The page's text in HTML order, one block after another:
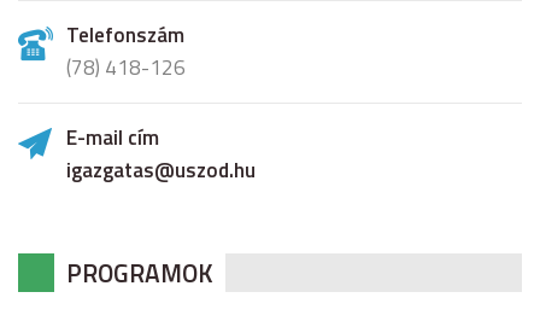
Telefonszám
(78) 418-126
E-mail cím
igazgatas@uszod.hu
PROGRAMOK